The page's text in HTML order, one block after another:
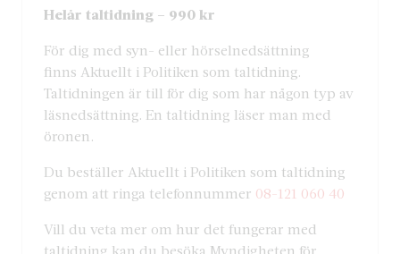
Helår taltidning – 990 kr
För dig med syn- eller hörselnedsättning
finns Aktuellt i Politiken som taltidning.
Taltidningen är till för dig som har någon typ av
läsnedsättning. En taltidning läser man med
öronen.
Du beställer Aktuellt i Politiken som taltidning
genom att ringa telefonnummer 08-121 060 40
Vill du veta mer om hur det fungerar med
taltidning kan du besöka Myndigheten för